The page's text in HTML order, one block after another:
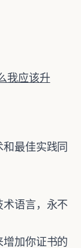
我应该升
最佳实践同
语言，永不
加你证书的